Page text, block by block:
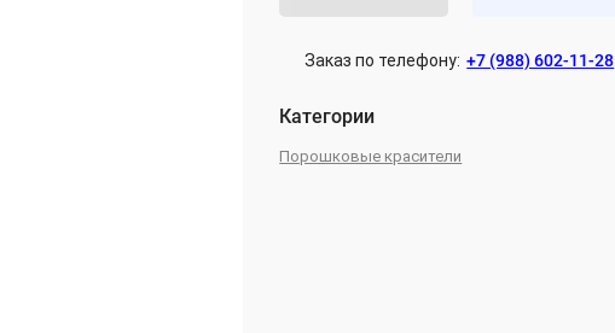
Заказ по телефону: +7 (988) 602-11-28
Категории
Порошковые красители